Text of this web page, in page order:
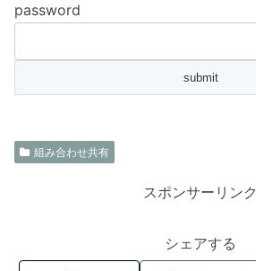
password
組み合わせ共有
スポンサーリンク
シェアする